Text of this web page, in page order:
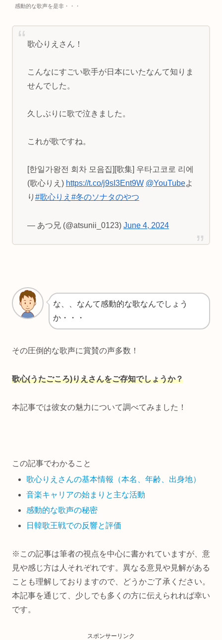
感動的な歌声を是非・・・
歌心りえさん！
こんなにすごい歌手が日本にいたなんて知りま
せんでした。
久しぶりに歌で泣きました。
これが歌ですね。
[한일가왕전 회차 모음집][歌集] 우타고코로 리에
(歌心りえ) https://t.co/j9sI3Ent9W @YouTubeよ
り #歌心りえ #冬のソナタのやつ
— あつ兄 (@atsunii_0123) June 4, 2024
な、、なんて感動的な歌なんでしょう
か・・・
その圧倒的な歌声に賞賛の声多数！
歌心(うたごころ)りえさんをご存知でしょうか？
本記事では彼女の魅力について調べてみました！
この記事でわかること
歌心りえさんの基本情報（本名、年齢、出身地）
音楽キャリアの始まりと主な活動
感動的な歌声の秘密
日韓歌王戦での反響と評価
※この記事は筆者の視点を中心に書かれていますが、意
見や感じ方は人それぞれです。異なる意見や見解がある
ことも理解しておりますので、どうかご了承ください。
本記事を通じて、少しでも多くの方に伝えられれば幸い
です。
スポンサーリンク